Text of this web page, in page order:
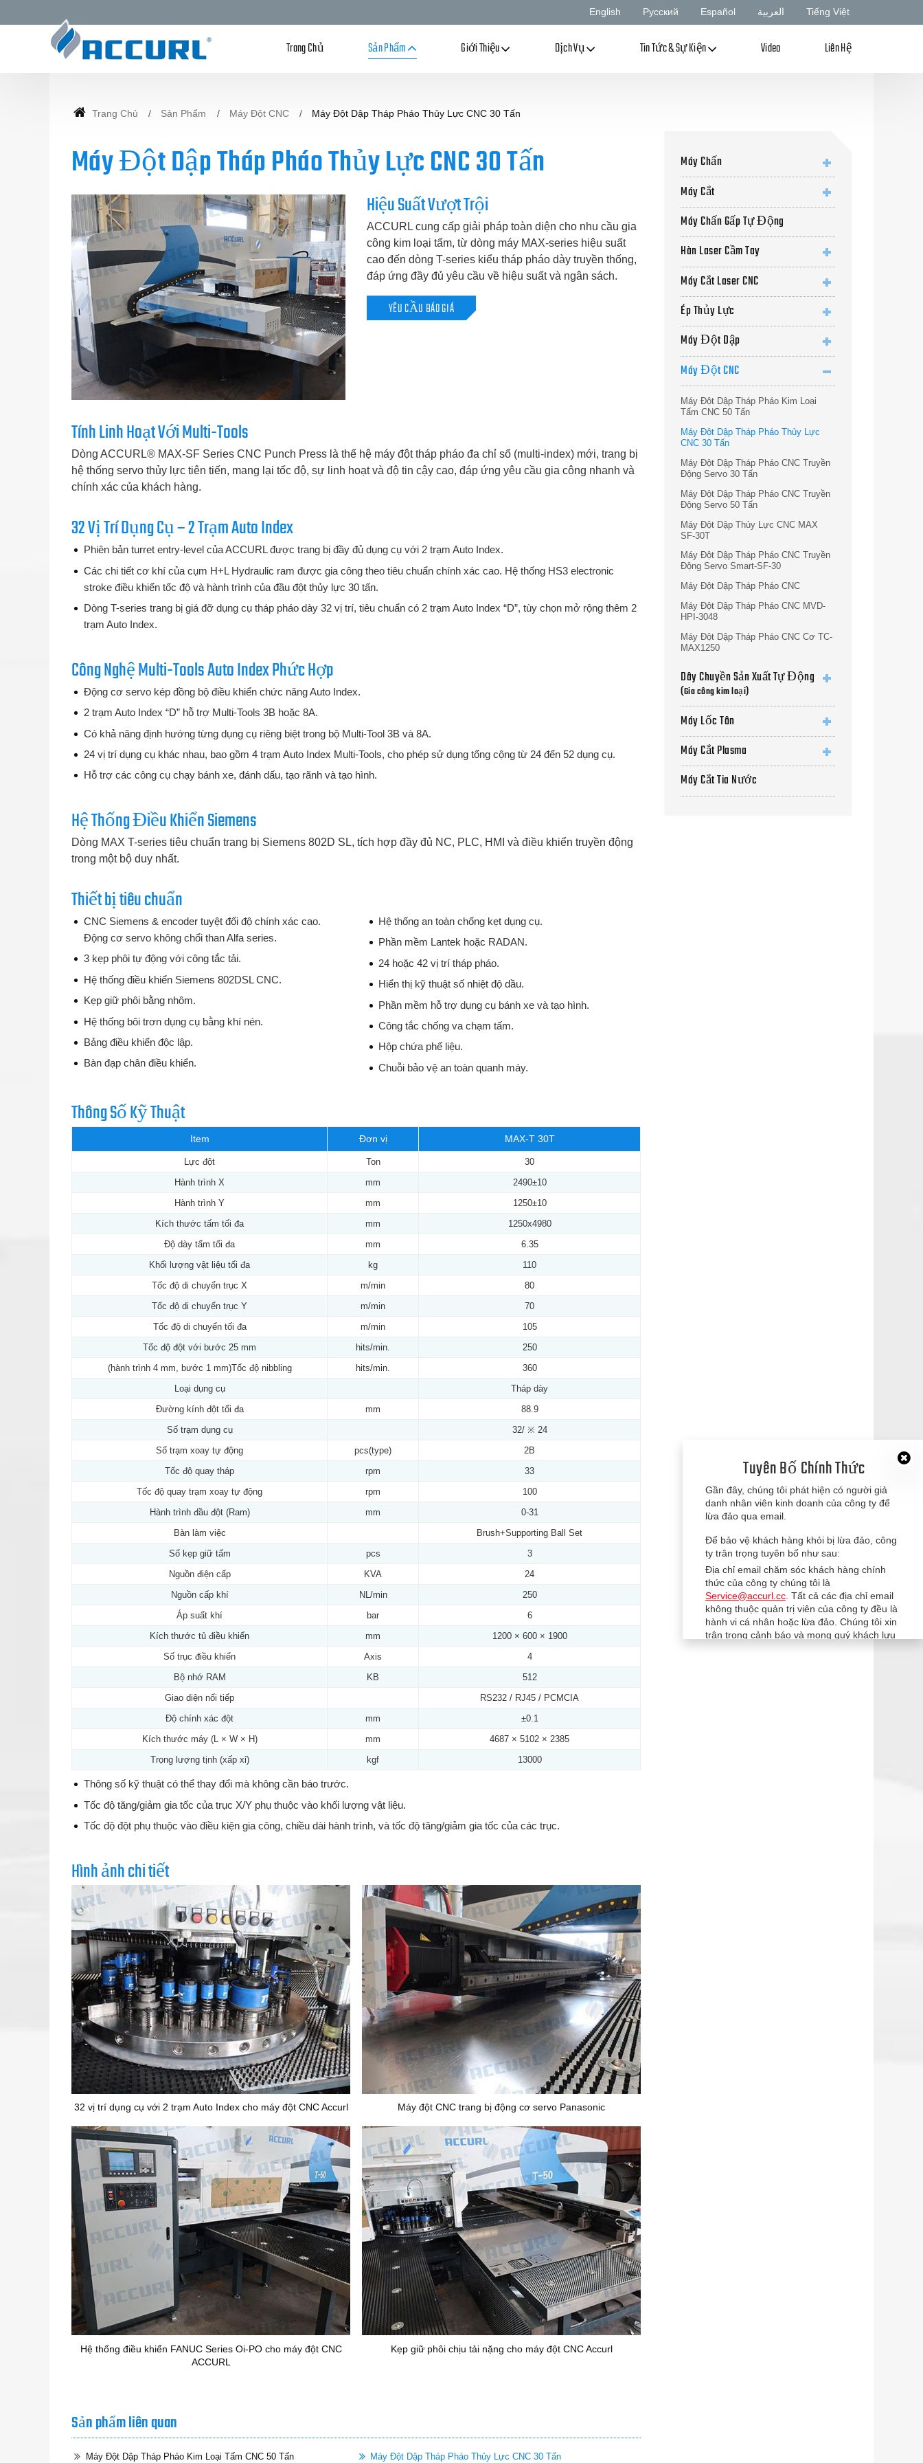
English Русский Español العربية Tiếng Việt
Trang Chủ Sản Phẩm Giới Thiệu Dịch Vụ Tin Tức & Sự Kiện Video Liên Hệ
Trang Chủ Sản Phẩm Máy Đột CNC Máy Đột Dập Tháp Pháo Thủy Lực CNC 30 Tấn
Máy Đột Dập Tháp Pháo Thủy Lực CNC 30 Tấn
Hiệu Suất Vượt Trội
ACCURL cung cấp giải pháp toàn diện cho nhu cầu gia
công kim loại tấm, từ dòng máy MAX-series hiệu suất
cao đến dòng T-series kiểu tháp pháo dày truyền thống,
đáp ứng đầy đủ yêu cầu về hiệu suất và ngân sách.
YÊU CẦU BÁO GIÁ
Tính Linh Hoạt Với Multi-Tools
Dòng ACCURL® MAX-SF Series CNC Punch Press là thế hệ máy đột tháp pháo đa chỉ số (multi-index) mới, trang bị
hệ thống servo thủy lực tiên tiến, mang lại tốc độ, sự linh hoạt và độ tin cậy cao, đáp ứng yêu cầu gia công nhanh và
chính xác của khách hàng.
32 Vị Trí Dụng Cụ – 2 Trạm Auto Index
Phiên bản turret entry-level của ACCURL được trang bị đầy đủ dụng cụ với 2 trạm Auto Index.
Các chi tiết cơ khí của cụm H+L Hydraulic ram được gia công theo tiêu chuẩn chính xác cao. Hệ thống HS3 electronic
stroke điều khiển tốc độ và hành trình của đầu đột thủy lực 30 tấn.
Dòng T-series trang bị giá đỡ dụng cụ tháp pháo dày 32 vị trí, tiêu chuẩn có 2 trạm Auto Index “D”, tùy chọn mở rộng thêm 2
trạm Auto Index.
Công Nghệ Multi-Tools Auto Index Phức Hợp
Động cơ servo kép đồng bộ điều khiển chức năng Auto Index.
2 trạm Auto Index “D” hỗ trợ Multi-Tools 3B hoặc 8A.
Có khả năng định hướng từng dụng cụ riêng biệt trong bộ Multi-Tool 3B và 8A.
24 vị trí dụng cụ khác nhau, bao gồm 4 trạm Auto Index Multi-Tools, cho phép sử dụng tổng cộng từ 24 đến 52 dụng cụ.
Hỗ trợ các công cụ chạy bánh xe, đánh dấu, tạo rãnh và tạo hình.
Hệ Thống Điều Khiển Siemens
Dòng MAX T-series tiêu chuẩn trang bị Siemens 802D SL, tích hợp đầy đủ NC, PLC, HMI và điều khiển truyền động
trong một bộ duy nhất.
Thiết bị tiêu chuẩn
CNC Siemens & encoder tuyệt đối độ chính xác cao.
Động cơ servo không chổi than Alfa series.
3 kẹp phôi tự động với công tắc tải.
Hệ thống điều khiển Siemens 802DSL CNC.
Kẹp giữ phôi bằng nhôm.
Hệ thống bôi trơn dụng cụ bằng khí nén.
Bảng điều khiển độc lập.
Bàn đạp chân điều khiển.
Hệ thống an toàn chống kẹt dụng cụ.
Phần mềm Lantek hoặc RADAN.
24 hoặc 42 vị trí tháp pháo.
Hiển thị kỹ thuật số nhiệt độ dầu.
Phần mềm hỗ trợ dụng cụ bánh xe và tạo hình.
Công tắc chống va chạm tấm.
Hộp chứa phế liệu.
Chuỗi bảo vệ an toàn quanh máy.
Thông Số Kỹ Thuật
Item Đơn vị MAX-T 30T
Lực đột Ton
30
Hành trình X
mm
2490±10
Hành trình Y
mm
1250±10
Kích thước tấm tối đa
mm
1250x4980
Độ dày tấm tối đa
mm
6.35
Khối lượng vật liệu tối đa
kg
110
Tốc độ di chuyển trục X
m/min
80
Tốc độ di chuyển trục Y
m/min
70
Tốc độ di chuyển tối đa
m/min
105
Tốc độ đột với bước 25 mm
hits/min.
250
(hành trình 4 mm, bước 1 mm)Tốc độ nibbling
hits/min.
360
Loại dụng cụ
Tháp dày
Đường kính đột tối đa
mm
88.9
Số trạm dụng cụ
32/ ※ 24
Số trạm xoay tự động
pcs(type)
2B
Tốc độ quay tháp
rpm
33
Tốc độ quay trạm xoay tự động
rpm
100
Hành trình đầu đột (Ram)
mm
0-31
Bàn làm việc
Brush+Supporting Ball Set
Số kẹp giữ tấm
pcs
3
Nguồn điện cấp
KVA
24
Nguồn cấp khí
NL/min
250
Áp suất khí
bar
6
Kích thước tủ điều khiển
mm
1200 × 600 × 1900
Số trục điều khiển
Axis
4
Bộ nhớ RAM
KB
512
Giao diện nối tiếp
RS232 / RJ45 / PCMCIA
Độ chính xác đột
mm
±0.1
Kích thước máy (L × W × H)
mm
4687 × 5102 × 2385
Trọng lượng tịnh (xấp xỉ)
kgf 13000
Thông số kỹ thuật có thể thay đổi mà không cần báo trước.
Tốc độ tăng/giảm gia tốc của trục X/Y phụ thuộc vào khối lượng vật liệu.
Tốc độ đột phụ thuộc vào điều kiện gia công, chiều dài hành trình, và tốc độ tăng/giảm gia tốc của các trục.
Hình ảnh chi tiết
32 vị trí dụng cụ với 2 trạm Auto Index cho máy đột CNC Accurl Máy đột CNC trang bị động cơ servo Panasonic
Hệ thống điều khiển FANUC Series Oi-PO cho máy đột CNC
ACCURL
Kẹp giữ phôi chịu tải nặng cho máy đột CNC Accurl
Sản phẩm liên quan
Máy Đột Dập Tháp Pháo Kim Loại Tấm CNC 50 Tấn Máy Đột Dập Tháp Pháo Thủy Lực CNC 30 Tấn
Máy Chấn
Máy Cắt
Máy Chấn Gấp Tự Động
Hàn Laser Cầm Tay
Máy Cắt Laser CNC
Ép Thủy Lực
Máy Đột Dập
Máy Đột CNC
Máy Đột Dập Tháp Pháo Kim Loại
Tấm CNC 50 Tấn
Máy Đột Dập Tháp Pháo Thủy Lực
CNC 30 Tấn
Máy Đột Dập Tháp Pháo CNC Truyền
Động Servo 30 Tấn
Máy Đột Dập Tháp Pháo CNC Truyền
Động Servo 50 Tấn
Máy Đột Dập Thủy Lực CNC MAX
SF-30T
Máy Đột Dập Tháp Pháo CNC Truyền
Động Servo Smart-SF-30
Máy Đột Dập Tháp Pháo CNC
Máy Đột Dập Tháp Pháo CNC MVD-
HPI-3048
Máy Đột Dập Tháp Pháo CNC Cơ TC-
MAX1250
Dây Chuyền Sản Xuất Tự Động
(Gia công kim loại)
Máy Lốc Tôn
Máy Cắt Plasma
Máy Cắt Tia Nước
Tuyên Bố Chính Thức
Gần đây, chúng tôi phát hiện có người giả
danh nhân viên kinh doanh của công ty để
lừa đảo qua email.
Để bảo vệ khách hàng khỏi bị lừa đảo, công
ty trân trọng tuyên bố như sau:
Địa chỉ email chăm sóc khách hàng chính
thức của công ty chúng tôi là
Service@accurl.cc . Tất cả các địa chỉ email
không thuộc quản trị viên của công ty đều là
hành vi cá nhân hoặc lừa đảo. Chúng tôi xin
trân trọng cảnh báo và mong quý khách lưu